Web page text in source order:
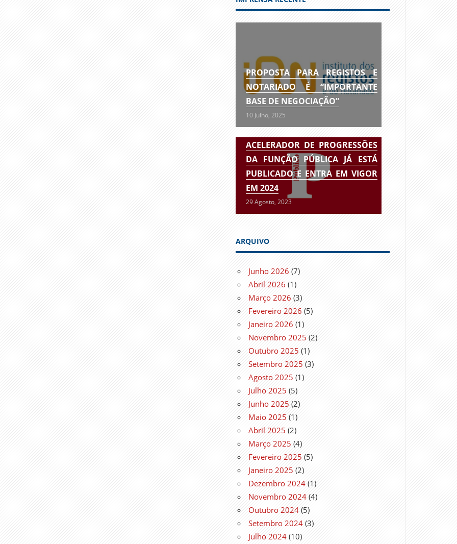
PROPOSTA PARA REGISTOS E
NOTARIADO É “IMPORTANTE
BASE DE NEGOCIAÇÃO”
10 Julho, 2025
ACELERADOR DE PROGRESSÕES
DA FUNÇÃO PÚBLICA JÁ ESTÁ
PUBLICADO E ENTRA EM VIGOR
EM 2024
29 Agosto, 2023
ARQUIVO
Junho 2026 (7)
Abril 2026 (1)
Março 2026 (3)
Fevereiro 2026 (5)
Janeiro 2026 (1)
Novembro 2025 (2)
Outubro 2025 (1)
Setembro 2025 (3)
Agosto 2025 (1)
Julho 2025 (5)
Junho 2025 (2)
Maio 2025 (1)
Abril 2025 (2)
Março 2025 (4)
Fevereiro 2025 (5)
Janeiro 2025 (2)
Dezembro 2024 (1)
Novembro 2024 (4)
Outubro 2024 (5)
Setembro 2024 (3)
Julho 2024 (10)